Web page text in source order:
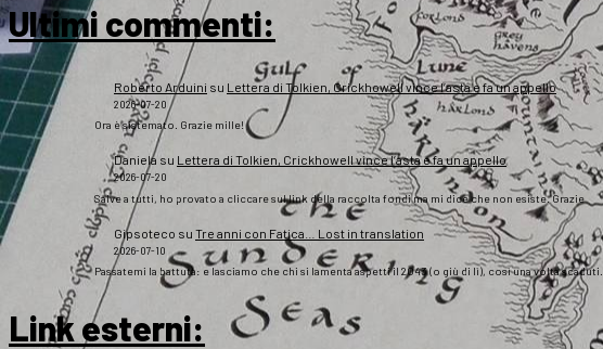
Ultimi commenti:
Roberto Arduini su Lettera di Tolkien, Crickhowell vince l’asta e fa un appello
2026-07-20
Ora è sistemato. Grazie mille!
Daniela su Lettera di Tolkien, Crickhowell vince l’asta e fa un appello
2026-07-20
Salve a tutti, ho provato a cliccare sul link della raccolta fondi ma mi dice che non esiste. Grazie
Gipsoteco su Tre anni con Fatica… Lost in translation
2026-07-10
Passatemi la battuta: e lasciamo che chi si lamenta aspetti il 2043 (o giù di lì), così una volta scaduti…
Link esterni: